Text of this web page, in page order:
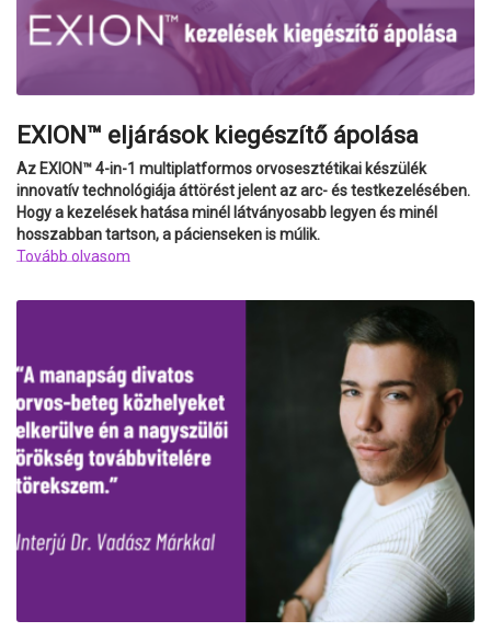
EXION™ eljárások kiegészítő ápolása
Az EXION™ 4-in-1 multiplatformos orvosesztétikai készülék
innovatív technológiája áttörést jelent az arc- és testkezelésében.
Hogy a kezelések hatása minél látványosabb legyen és minél
hosszabban tartson, a pácienseken is múlik.
Tovább olvasom